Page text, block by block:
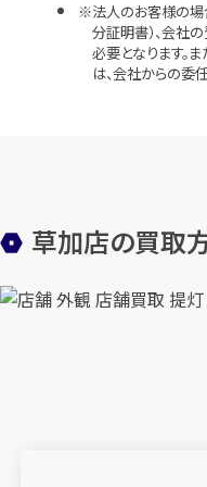
法人のお客様の場
分証明書）、会社
必要となります。
は、会社からの委
草加店の買取